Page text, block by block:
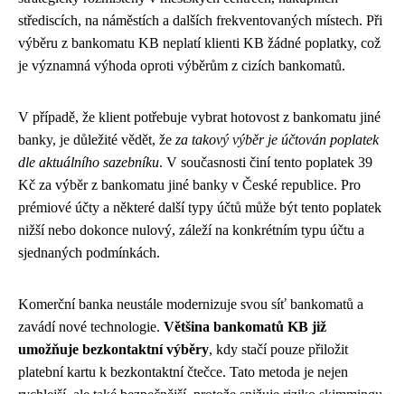
střediscích, na náměstích a dalších frekventovaných místech. Při
výběru z bankomatu KB neplatí klienti KB žádné poplatky, což
je významná výhoda oproti výběrům z cizích bankomatů.
V případě, že klient potřebuje vybrat hotovost z bankomatu jiné
banky, je důležité vědět, že za takový výběr je účtován poplatek
dle aktuálního sazebníku. V současnosti činí tento poplatek 39
Kč za výběr z bankomatu jiné banky v České republice. Pro
prémiové účty a některé další typy účtů může být tento poplatek
nižší nebo dokonce nulový, záleží na konkrétním typu účtu a
sjednaných podmínkách.
Komerční banka neustále modernizuje svou síť bankomatů a
zavádí nové technologie. Většina bankomatů KB již
umožňuje bezkontaktní výběry, kdy stačí pouze přiložit
platební kartu k bezkontaktní čtečce. Tato metoda je nejen